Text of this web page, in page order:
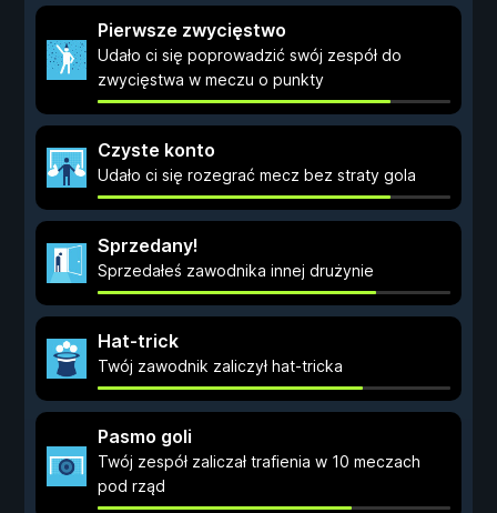
Pierwsze zwycięstwo
Udało ci się poprowadzić swój zespół do
zwycięstwa w meczu o punkty
Czyste konto
Udało ci się rozegrać mecz bez straty gola
Sprzedany!
Sprzedałeś zawodnika innej drużynie
Hat-trick
Twój zawodnik zaliczył hat-tricka
Pasmo goli
Twój zespół zaliczał trafienia w 10 meczach
pod rząd